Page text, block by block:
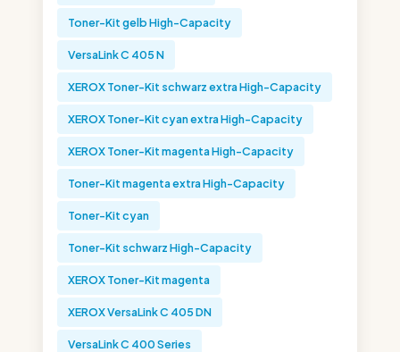
Toner-Kit gelb High-Capacity
VersaLink C 405 N
XEROX Toner-Kit schwarz extra High-Capacity
XEROX Toner-Kit cyan extra High-Capacity
XEROX Toner-Kit magenta High-Capacity
Toner-Kit magenta extra High-Capacity
Toner-Kit cyan
Toner-Kit schwarz High-Capacity
XEROX Toner-Kit magenta
XEROX VersaLink C 405 DN
VersaLink C 400 Series